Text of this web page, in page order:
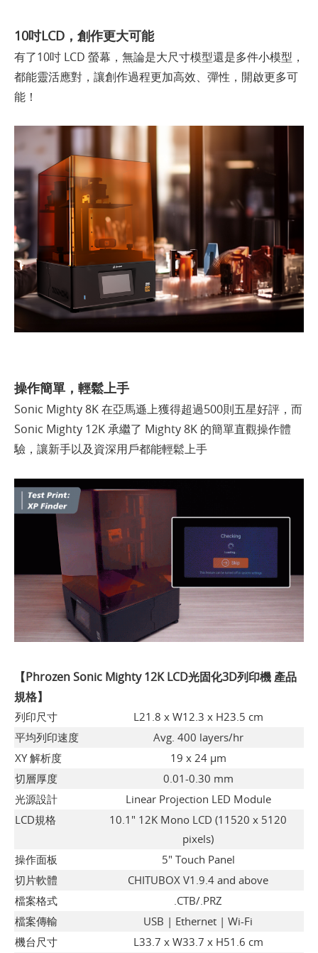
10吋LCD，創作更大可能
有了10吋 LCD 螢幕，無論是大尺寸模型還是多件小模型，
都能靈活應對，讓創作過程更加高效、彈性，開啟更多可
能！
操作簡單，輕鬆上手
Sonic Mighty 8K 在亞馬遜上獲得超過500則五星好評，而
Sonic Mighty 12K 承繼了 Mighty 8K 的簡單直觀操作體
驗，讓新手以及資深用戶都能輕鬆上手
【Phrozen Sonic Mighty 12K LCD光固化3D列印機 產品
規格】
列印尺寸
L21.8 x W12.3 x H23.5 cm
平均列印速度
Avg. 400 layers/hr
XY 解析度
19 x 24 µm
切層厚度
0.01-0.30 mm
光源設計
Linear Projection LED Module
LCD規格
10.1" 12K Mono LCD (11520 x 5120
pixels)
操作面板
5" Touch Panel
切片軟體
CHITUBOX V1.9.4 and above
檔案格式
.CTB/.PRZ
檔案傳輸
USB | Ethernet | Wi-Fi
機台尺寸
L33.7 x W33.7 x H51.6 cm